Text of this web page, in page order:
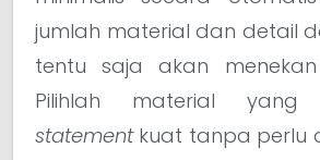
jumlah material dan detail
tentu saja akan
Pilihlah material yang
statementkuat tanpa perlu